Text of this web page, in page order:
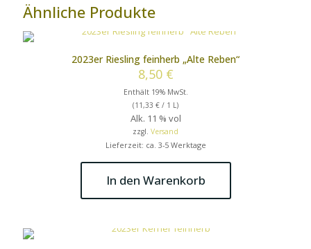
Ähnliche Produkte
2023er Riesling feinherb „Alte Reben“
8,50 €
Enthält 19% MwSt.
(11,33 € / 1 L)
Alk. 11 % vol
zzgl. Versand
Lieferzeit: ca. 3-5 Werktage
In den Warenkorb